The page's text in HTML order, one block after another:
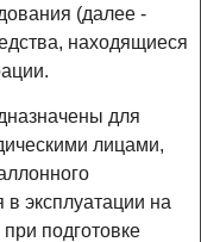
(далее -
находящиеся
для
лицами,
эксплуатации на
подготовке